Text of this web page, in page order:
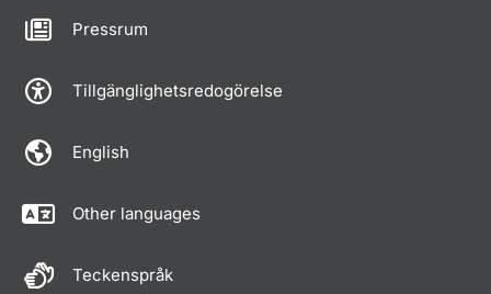
Pressrum
Tillgänglighetsredogörelse
English
Other languages
Teckenspråk